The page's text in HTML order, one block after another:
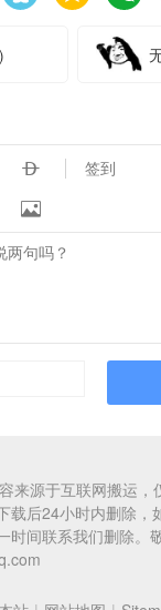
 签到

来源于互联网搬运，
载后24小时内删除，
时间联系我们删除。